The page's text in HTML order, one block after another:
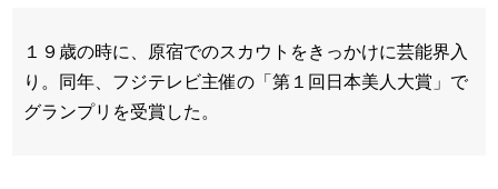
１９歳の時に、原宿でのスカウトをきっかけに芸能界入
り。同年、フジテレビ主催の「第１回日本美人大賞」で
グランプリを受賞した。